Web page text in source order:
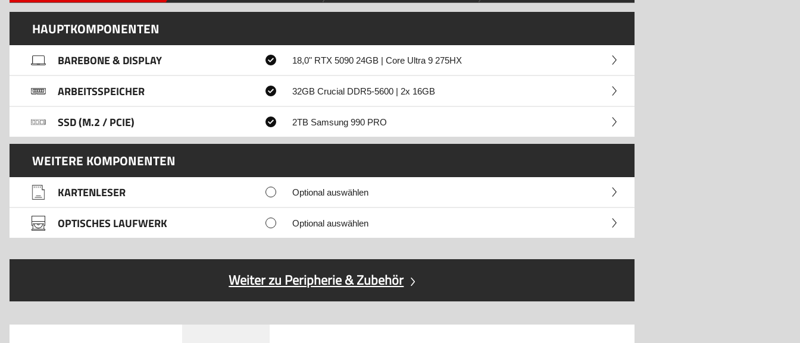
HAUPTKOMPONENTEN
BAREBONE & DISPLAY 18,0" RTX 5090 24GB | Core Ultra 9 275HX
ARBEITSSPEICHER 32GB Crucial DDR5-5600 | 2x 16GB
SSD (M.2 / PCIE) 2TB Samsung 990 PRO
WEITERE KOMPONENTEN
KARTENLESER Optional auswählen
OPTISCHES LAUFWERK Optional auswählen
Weiter zu Peripherie & Zubehör